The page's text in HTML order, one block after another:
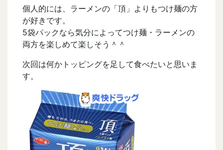
個人的には、ラーメンの「頂」よりもつけ麺の方
が好きです。
5袋パックなら気分によってつけ麺・ラーメンの
両方を楽しめて楽しそう＾＾
次回は何かトッピングを足して食べたいと思いま
す。